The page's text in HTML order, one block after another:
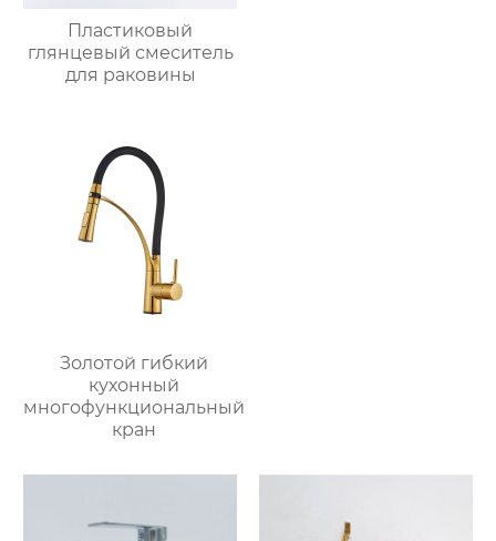
Пластиковый
глянцевый смеситель
для раковины
Золотой гибкий
кухонный
многофункциональный
кран